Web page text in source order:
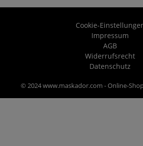
Cookie-
Impressum
AGB
Widerrufsrecht
Datenschutz
© 2024 www.maskador.com - Online-